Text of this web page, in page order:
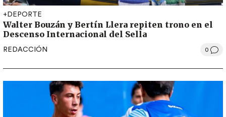
+DEPORTE
Walter Bouzán y Bertín Llera repiten trono en el
Descenso Internacional del Sella
REDACCIÓN 0